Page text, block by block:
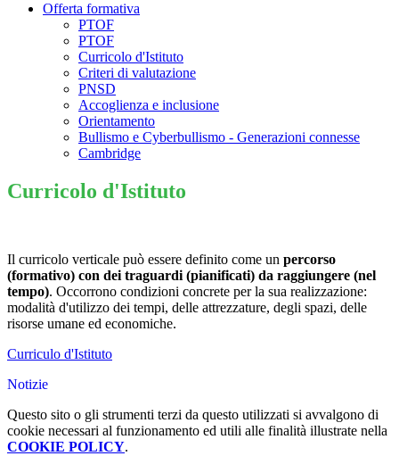
Offerta formativa
PTOF
PTOF
Curricolo d'Istituto
Criteri di valutazione
PNSD
Accoglienza e inclusione
Orientamento
Bullismo e Cyberbullismo - Generazioni connesse
Cambridge
Curricolo d'Istituto
Il curricolo verticale può essere definito come un percorso
(formativo) con dei traguardi (pianificati) da raggiungere (nel
tempo). Occorrono condizioni concrete per la sua realizzazione:
modalità d'utilizzo dei tempi, delle attrezzature, degli spazi, delle
risorse umane ed economiche.
Curriculo d'Istituto
Notizie
Questo sito o gli strumenti terzi da questo utilizzati si avvalgono di
cookie necessari al funzionamento ed utili alle finalità illustrate nella
COOKIE POLICY.